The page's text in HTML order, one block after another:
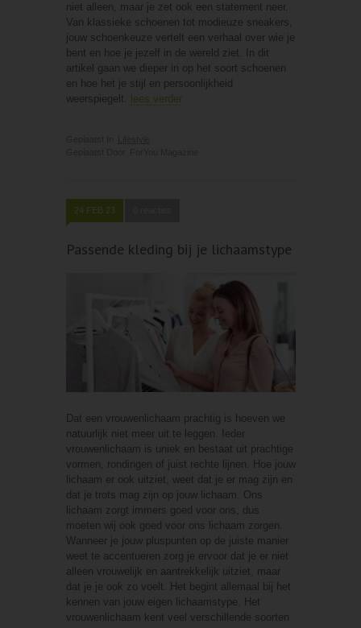
niet alleen, maar je zet ook een statement neer.
Van klassieke schoenen tot modieuze sneakers,
jouw schoenkeuze vertelt een verhaal over wie je
bent en hoe je jezelf in de wereld ziet. In dit
artikel gaan we dieper in op het soort schoenen
en hoe het je stijl en persoonlijkheid
weerspiegelt.
lees verder
24 FEB 23
Passende kleding bij je lichaamstype
Dat een vrouwenlichaam prachtig is hoeven we
natuurlijk niet meer uit te leggen. Ieder
vrouwenlichaam is uniek en bestaat uit prachtige
vormen, rondingen of juist rechte lijnen. Hoe jouw
lichaam er ook uitziet, weet dat je er mag zijn en
dat je trots mag zijn op jouw lichaam. Ons
lichaam zorgt immers goed voor ons, dus
moeten wij ook goed voor ons lichaam zorgen.
Wanneer je jouw pluspunten op de juiste manier
weet te accentueren zorg je ervoor dat je er niet
alleen vrouwelijk en aantrekkelijk uitziet, maar
dat je je ook zo voelt. Het begint allemaal bij het
kennen van jouw eigen lichaamstype. Het
vrouwenlichaam kent veel verschillende soorten